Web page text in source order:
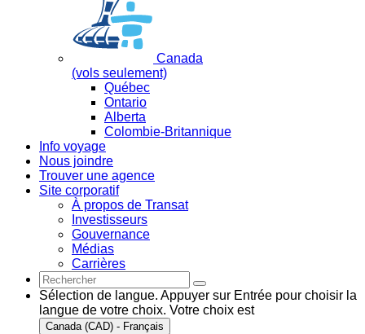
Canada
(vols seulement)
Québec
Ontario
Alberta
Colombie-Britannique
Info voyage
Nous joindre
Trouver une agence
Site corporatif
À propos de Transat
Investisseurs
Gouvernance
Médias
Carrières
Sélection de langue. Appuyer sur Entrée pour choisir la
langue de votre choix. Votre choix est
Canada (CAD) - Français